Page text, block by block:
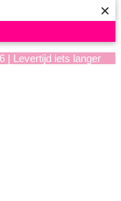
×
| Levertijd iets langer